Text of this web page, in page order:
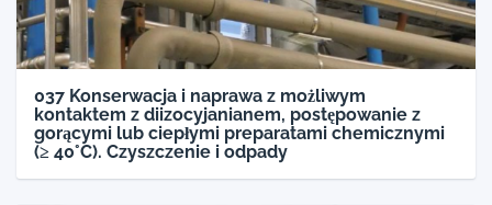
037 Konserwacja i naprawa z możliwym
kontaktem z diizocyjanianem, postępowanie z
gorącymi lub ciepłymi preparatami chemicznymi
(≥ 40°C). Czyszczenie i odpady